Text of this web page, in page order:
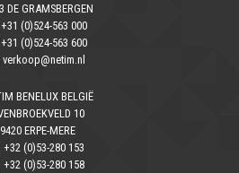
DE GRAMSBERGEN
(0)524-563 000
(0)524-563 600
verkoop@netim.nl
BENELUX BELGIË
10
9420 ERPE-MERE
+32 (0)53-280 153
+32 (0)53-280 158